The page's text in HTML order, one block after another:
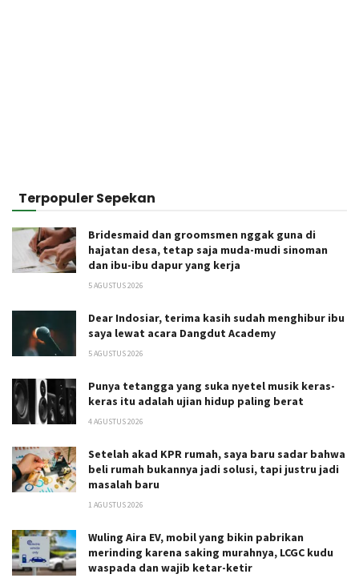
Terpopuler Sepekan
Bridesmaid dan groomsmen nggak guna di
hajatan desa, tetap saja muda-mudi sinoman
dan ibu-ibu dapur yang kerja
5 AGUSTUS 2026
Dear Indosiar, terima kasih sudah menghibur ibu
saya lewat acara Dangdut Academy
5 AGUSTUS 2026
Punya tetangga yang suka nyetel musik keras-
keras itu adalah ujian hidup paling berat
4 AGUSTUS 2026
Setelah akad KPR rumah, saya baru sadar bahwa
beli rumah bukannya jadi solusi, tapi justru jadi
masalah baru
1 AGUSTUS 2026
Wuling Aira EV, mobil yang bikin pabrikan
merinding karena saking murahnya, LCGC kudu
waspada dan wajib ketar-ketir